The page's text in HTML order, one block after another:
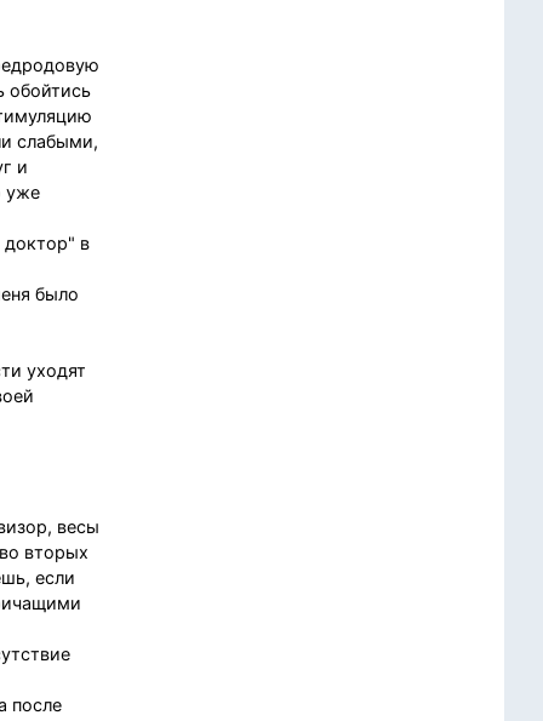
обойтись
слабыми,
и
уже
доктор" в
было
уходят
весы
вторых
если
после